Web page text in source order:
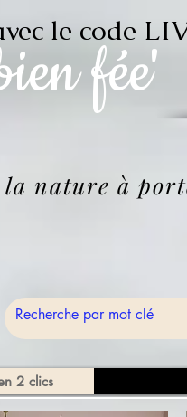
fée'
le code
nature à
2 clics